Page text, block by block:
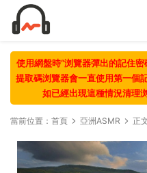
使用網盤時“浏覽器彈出的記住
提取碼浏覽器會一直使用第一個
如已經出現這種情況清理
當前位置： 首頁 亞洲ASMR 正